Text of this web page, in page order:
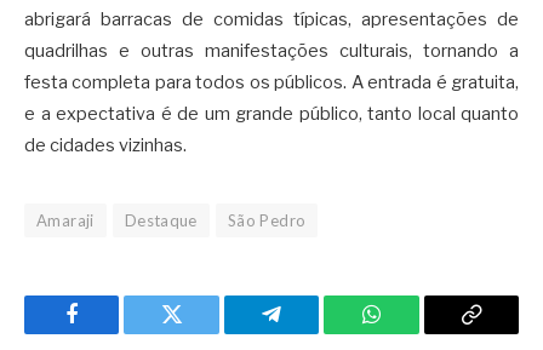
abrigará barracas de comidas típicas, apresentações de
quadrilhas e outras manifestações culturais, tornando a
festa completa para todos os públicos. A entrada é gratuita,
e a expectativa é de um grande público, tanto local quanto
de cidades vizinhas.
Amaraji Destaque São Pedro
Facebook Twitter Telegram WhatsApp Copy